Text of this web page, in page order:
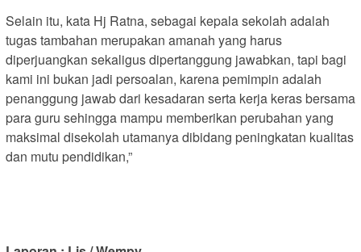
Selain itu, kata Hj Ratna, sebagai kepala sekolah adalah
tugas tambahan merupakan amanah yang harus
diperjuangkan sekaligus dipertanggung jawabkan, tapi bagi
kami ini bukan jadi persoalan, karena pemimpin adalah
penanggung jawab dari kesadaran serta kerja keras bersama
para guru sehingga mampu memberikan perubahan yang
maksimal disekolah utamanya dibidang peningkatan kualitas
dan mutu pendidikan,”